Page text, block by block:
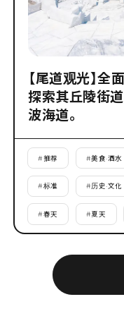
【尾道观光】
探索其丘陵街
波海道。
#推荐 #美食·酒水
#标准 #历史·文化
#春天 #夏天